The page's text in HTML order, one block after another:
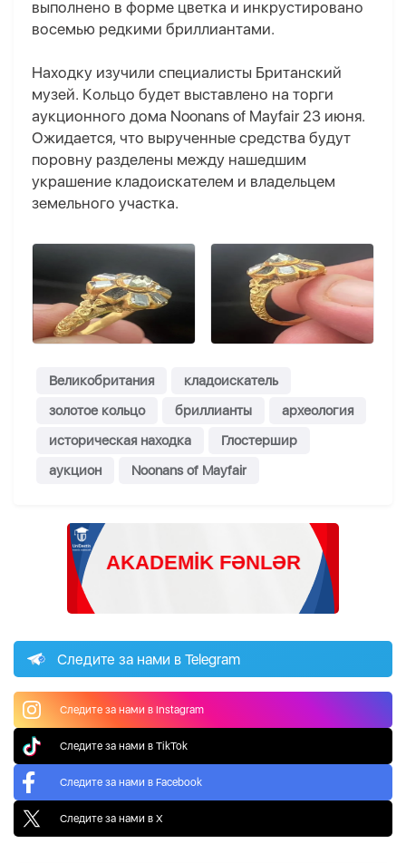
выполнено в форме цветка и инкрустировано
восемью редкими бриллиантами.
Находку изучили специалисты Британский
музей. Кольцо будет выставлено на торги
аукционного дома Noonans of Mayfair 23 июня.
Ожидается, что вырученные средства будут
поровну разделены между нашедшим
украшение кладоискателем и владельцем
земельного участка.
Великобритания
кладоискатель
золотое кольцо
бриллианты
археология
историческая находка
Глостершир
аукцион
Noonans of Mayfair
Следите за нами в Telegram
Следите за нами в Instagram
Следите за нами в TikTok
Следите за нами в Facebook
Следите за нами в X